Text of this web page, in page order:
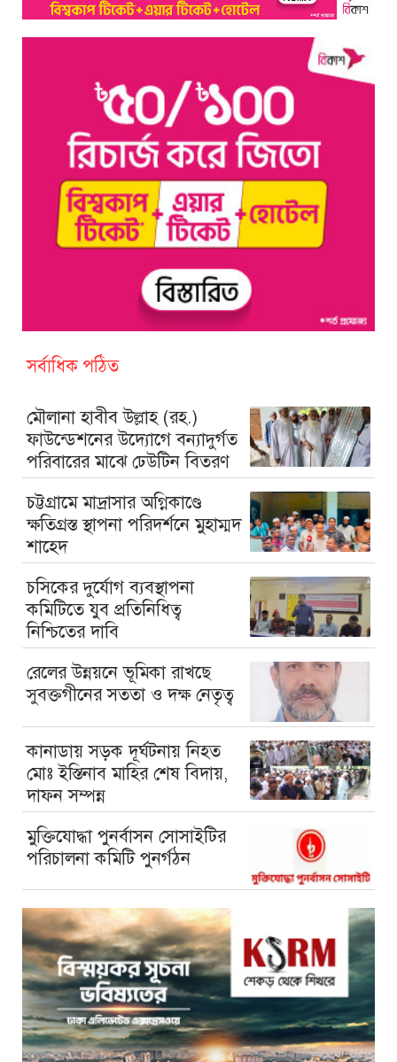
সর্বাধিক পঠিত
মৌলানা হাবীব উল্লাহ (রহ.)
ফাউন্ডেশনের উদ্যোগে বন্যাদুর্গত
পরিবারের মাঝে ঢেউটিন বিতরণ
চট্টগ্রামে মাদ্রাসার অগ্নিকাণ্ডে
ক্ষতিগ্রস্ত স্থাপনা পরিদর্শনে মুহাম্মদ
শাহেদ
চসিকের দুর্যোগ ব্যবস্থাপনা
কমিটিতে যুব প্রতিনিধিত্ব
নিশ্চিতের দাবি
রেলের উন্নয়নে ভূমিকা রাখছে
সুবক্তগীনের সততা ও দক্ষ নেতৃত্ব
কানাডায় সড়ক দূর্ঘটনায় নিহত
মোঃ ইস্তিনাব মাহির শেষ বিদায়,
দাফন সম্পন্ন
মুক্তিযোদ্ধা পুনর্বাসন সোসাইটির
পরিচালনা কমিটি পুনর্গঠন